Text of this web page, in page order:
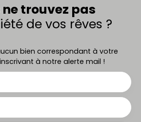
ne trouvez pas
de vos rêves ?
bien correspondant à votre
à notre alerte mail !